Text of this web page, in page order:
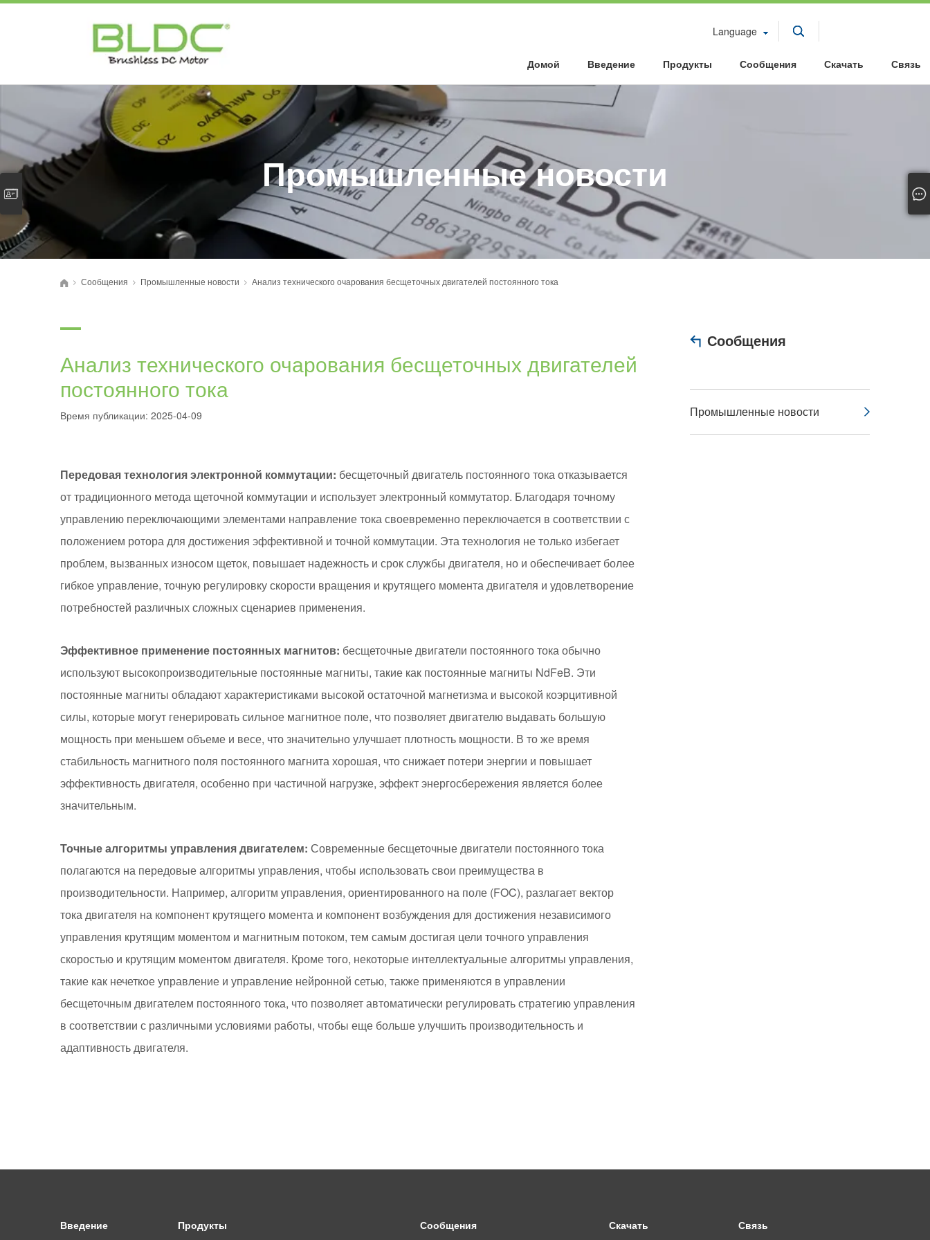
Language
Домой Введение Продукты Сообщения Скачать Связь
Промышленные новости
首页
> Сообщения > Промышленные новости > Анализ технического очарования бесщеточных двигателей постоянного тока
Анализ технического очарования бесщеточных двигателей
постоянного тока
Время публикации: 2025-04-09
Передовая технология электронной коммутации: бесщеточный двигатель постоянного тока отказывается
от традиционного метода щеточной коммутации и использует электронный коммутатор. Благодаря точному
управлению переключающими элементами направление тока своевременно переключается в соответствии с
положением ротора для достижения эффективной и точной коммутации. Эта технология не только избегает
проблем, вызванных износом щеток, повышает надежность и срок службы двигателя, но и обеспечивает более
гибкое управление, точную регулировку скорости вращения и крутящего момента двигателя и удовлетворение
потребностей различных сложных сценариев применения.
Эффективное применение постоянных магнитов: бесщеточные двигатели постоянного тока обычно
используют высокопроизводительные постоянные магниты, такие как постоянные магниты NdFeB. Эти
постоянные магниты обладают характеристиками высокой остаточной магнетизма и высокой коэрцитивной
силы, которые могут генерировать сильное магнитное поле, что позволяет двигателю выдавать большую
мощность при меньшем объеме и весе, что значительно улучшает плотность мощности. В то же время
стабильность магнитного поля постоянного магнита хорошая, что снижает потери энергии и повышает
эффективность двигателя, особенно при частичной нагрузке, эффект энергосбережения является более
значительным.
Точные алгоритмы управления двигателем: Современные бесщеточные двигатели постоянного тока
полагаются на передовые алгоритмы управления, чтобы использовать свои преимущества в
производительности. Например, алгоритм управления, ориентированного на поле (FOC), разлагает вектор
тока двигателя на компонент крутящего момента и компонент возбуждения для достижения независимого
управления крутящим моментом и магнитным потоком, тем самым достигая цели точного управления
скоростью и крутящим моментом двигателя. Кроме того, некоторые интеллектуальные алгоритмы управления,
такие как нечеткое управление и управление нейронной сетью, также применяются в управлении
бесщеточным двигателем постоянного тока, что позволяет автоматически регулировать стратегию управления
в соответствии с различными условиями работы, чтобы еще больше улучшить производительность и
адаптивность двигателя.
Сообщения
Промышленные новости
Введение Продукты Сообщения Скачать Связь